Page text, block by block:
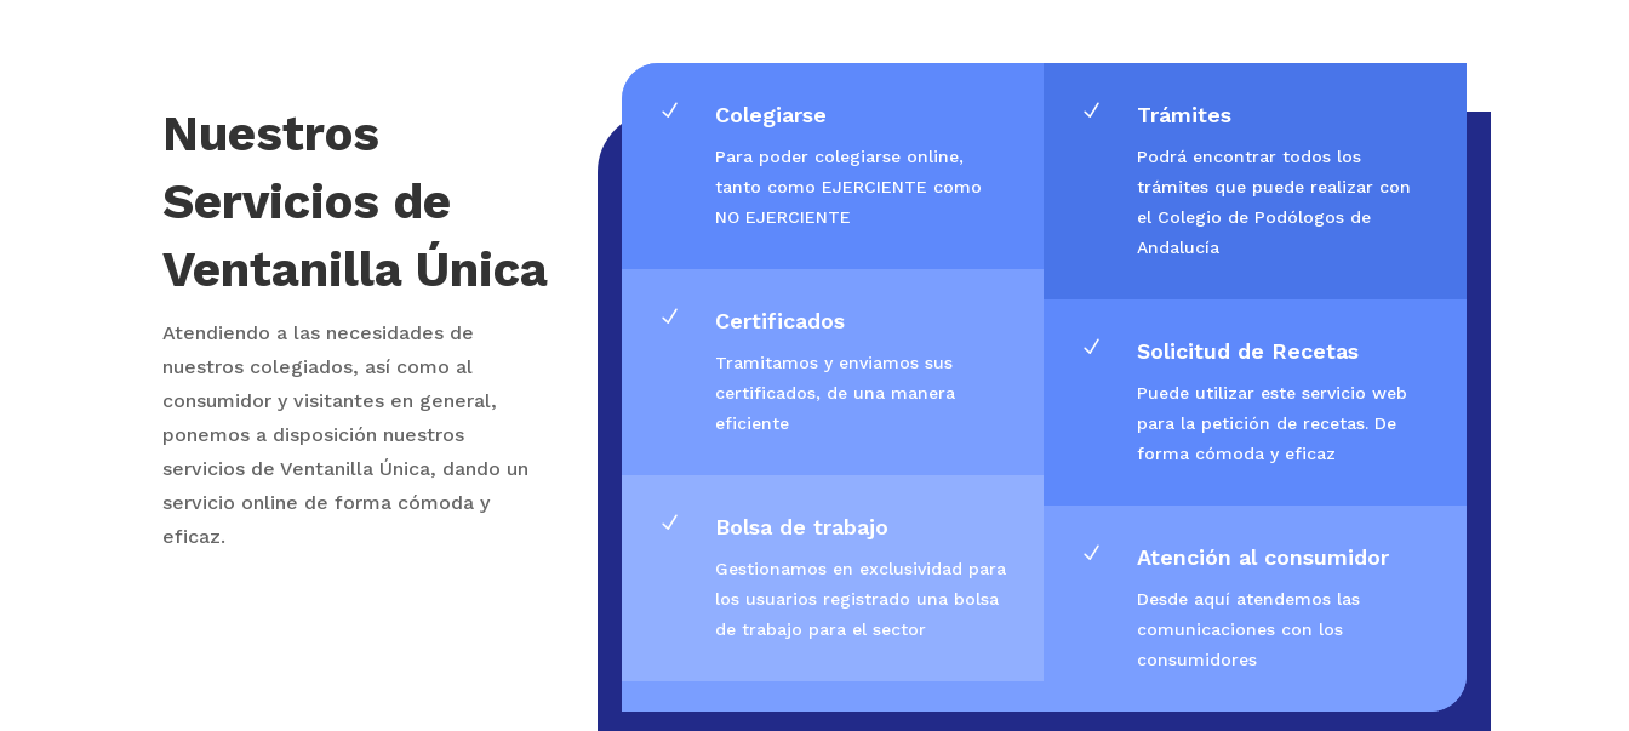
Nuestros
Servicios de
Ventanilla Única
Atendiendo a las necesidades de
nuestros colegiados, así como al
consumidor y visitantes en general,
ponemos a disposición nuestros
servicios de Ventanilla Única, dando un
servicio online de forma cómoda y
eficaz.
N Colegiarse
Para poder colegiarse online,
tanto como EJERCIENTE como
NO EJERCIENTE
N Certificados
Tramitamos y enviamos sus
certificados, de una manera
eficiente
N Bolsa de trabajo
Gestionamos en exclusividad para
los usuarios registrado una bolsa
de trabajo para el sector
N Trámites
Podrá encontrar todos los
trámites que puede realizar con
el Colegio de Podólogos de
Andalucía
N Solicitud de Recetas
Puede utilizar este servicio web
para la petición de recetas. De
forma cómoda y eficaz
N Atención al consumidor
Desde aquí atendemos las
comunicaciones con los
consumidores